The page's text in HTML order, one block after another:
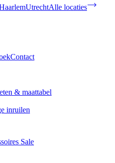
UtrechtAlle locaties
Contact
& maattabel
inruilen
Sale